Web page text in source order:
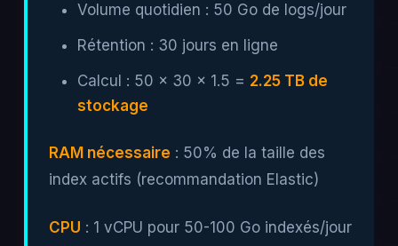
Volume quotidien : 50 Go de logs/jour
Rétention : 30 jours en ligne
Calcul : 50 × 30 × 1.5 = 2.25 TB de
stockage
RAM nécessaire : 50% de la taille des
index actifs (recommandation Elastic)
CPU : 1 vCPU pour 50-100 Go indexés/jour